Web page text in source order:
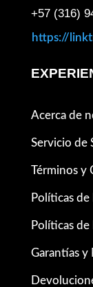
+57 (316)
https://
Acerca de
Servicio de
Términos y
Políticas de
Políticas de
Garantías y